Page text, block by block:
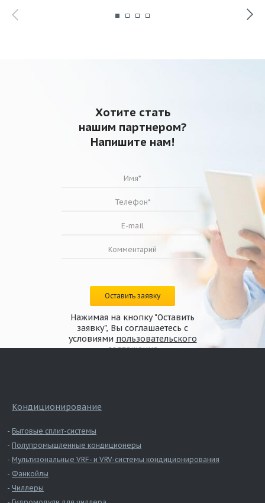
Хотите стать
нашим партнером?
Напишите нам!
Оставить заявку
Нажимая на кнопку "Оставить
заявку", Вы соглашаетесь с
условиями пользовательского
соглашения
Кондиционирование
Бытовые сплит-системы
Полупромышленные кондиционеры
Мультизональные VRF- и VRV-системы кондиционирования
Фанкойлы
Чиллеры